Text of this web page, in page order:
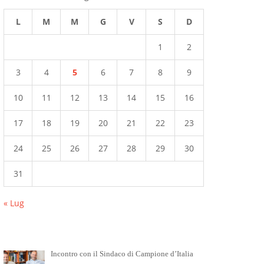
L M M G V S D
1 2
3 4 5 6 7 8 9
10 11 12 13 14 15 16
17 18 19 20 21 22 23
24 25 26 27 28 29 30
31
« Lug
Incontro con il Sindaco di Campione d’Italia